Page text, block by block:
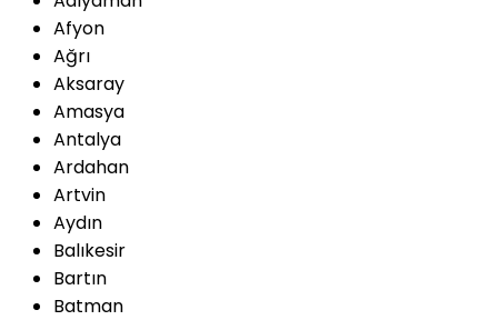
Afyon
Ağrı
Aksaray
Amasya
Antalya
Ardahan
Artvin
Aydın
Balıkesir
Bartın
Batman